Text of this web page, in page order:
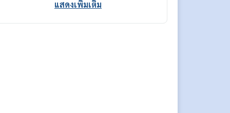
แสดงเพิ่มเติม